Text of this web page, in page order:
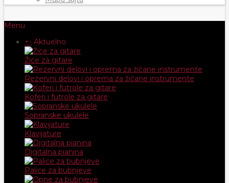
Menu
+- Aktuelno
Žice za gitare
Rezervni delovi i oprema za žičane instrumente
Koferi i futrole za gitare
Sopranske ukulele
Klavijature
Digitalna pianina
Palice za bubnjeve